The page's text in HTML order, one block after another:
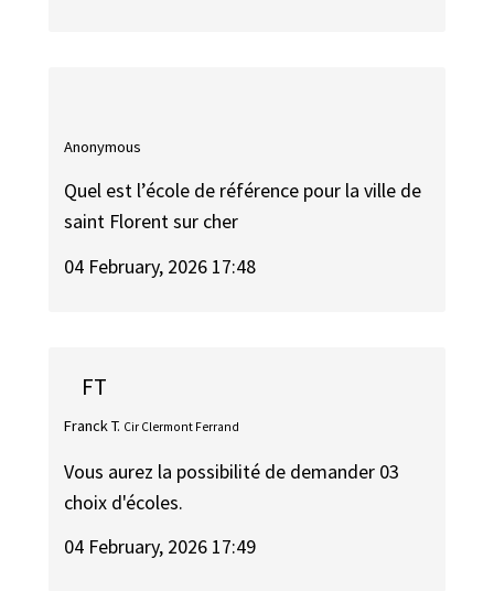
Anonymous
Quel est l’école de référence pour la ville de
saint Florent sur cher
04 February, 2026 17:48
FT
Franck T. Cir Clermont Ferrand
Vous aurez la possibilité de demander 03
choix d'écoles.
04 February, 2026 17:49